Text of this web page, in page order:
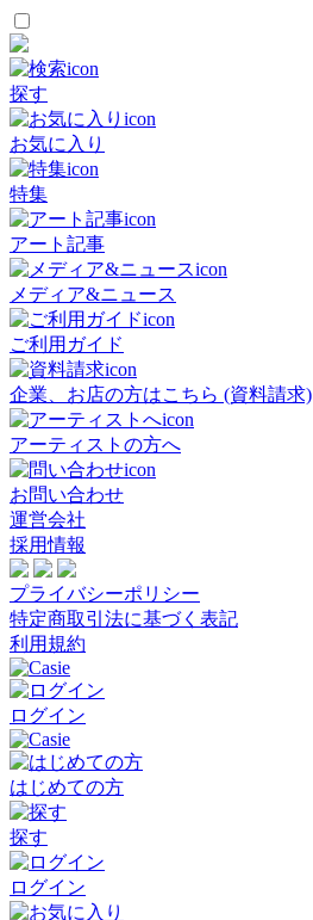
探す
お気に入り
特集
アート記事
メディア&ニュース
ご利用ガイド
企業、お店の方はこちら (資料請求)
アーティストの方へ
お問い合わせ
運営会社
採用情報
プライバシーポリシー
特定商取引法に基づく表記
利用規約
ログイン
はじめての方
探す
ログイン